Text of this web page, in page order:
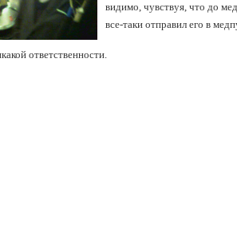
видимо, чувствуя, что до
все-таки отправил его в
ответственности.